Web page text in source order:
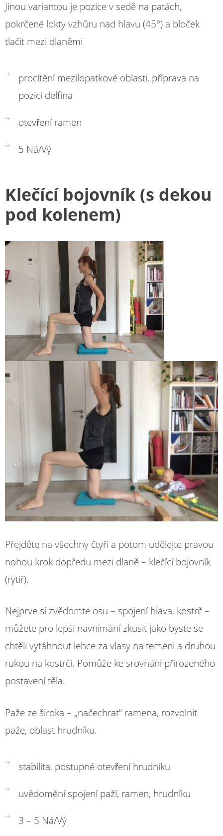
Jinou variantou je pozice v sedě na patách,
pokrčené lokty vzhůru nad hlavu (45°) a bloček
tlačit mezi dlaněmi
procítění mezilopatkové oblasti, příprava na
pozici delfína
otevření ramen
5 Ná/Vý
Klečící bojovník (s dekou
pod kolenem)
Přejděte na všechny čtyři a potom udělejte pravou
nohou krok dopředu mezi dlaně – klečící bojovník
(rytíř).
Nejprve si zvědomte osu – spojení hlava, kostrč –
můžete pro lepší navnímání zkusit jako byste se
chtěli vytáhnout lehce za vlasy na temeni a druhou
rukou na kostrči. Pomůže ke srovnání přirozeného
postavení těla.
Paže ze široka – „načechrat“ ramena, rozvolnit
paže, oblast hrudníku.
stabilita, postupné otevření hrudníku
uvědomění spojení paží, ramen, hrudníku
3 – 5 Ná/Vý